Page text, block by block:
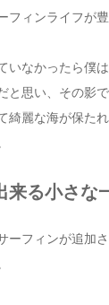
フィンライフが
いなかったら僕
と思い、その影
綺麗な海が保た
来る小さな
ーフィンが追加